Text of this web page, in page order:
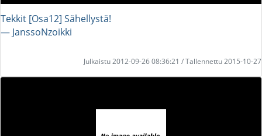
Tekkit [Osa12] Sähellystä!
― JanssoNzoikki
Julkaistu 2012-09-26 08:36:21 / Tallennettu 2015-10-27